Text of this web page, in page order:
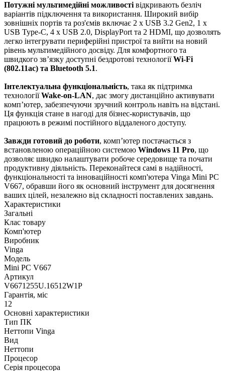
Потужні мультимедійні можливості відкривають безліч
варіантів підключення та використання. Широкий вибір
зовнішніх портів та роз'ємів включає 2 x USB 3.2 Gen2, 1 x
USB Type-C, 4 x USB 2.0, DisplayPort та 2 HDMI, що дозволять
легко інтегрувати периферійні пристрої та вийти на новий
рівень мультимедійного досвіду. Для комфортного та
швидкого зв’язку доступні бездротові технологіїWi-Fi
(802.11ac) та Bluetooth 5.1.
Інтелектуальна функціональність, така як підтримка
технологіїWake-on-LAN, дає змогу дистанційно активувати
комп’ютер, забезпечуючи зручний контроль навіть на відстані.
Ця функція стане в нагоді для бізнес-користувачів, що
працюють в режимі постійного віддаленого доступу.
Завжди готовий до роботи, комп’ютер постачається з
встановленою операційною системою Windows 11 Pro, що
дозволяє швидко налаштувати робоче середовище та почати
продуктивну діяльність. Переконайтеся самі в надійності,
функціональності та інноваційності комп'ютера Vinga Mini PC
V667, обравши його як основний інструмент для досягнення
ваших цілей, незалежно від складності поставлених завдань.
Характеристики
Загальні
Клас товару
Комп'ютер
Виробник
Vinga
Модель
Mini PC V667
Артикул
V6671255U.16512W1P
Гарантія, міс
12
Основні характеристики
Тип ПК
Неттопи Vinga
Вид
Неттопи
Процесор
Серія процесора